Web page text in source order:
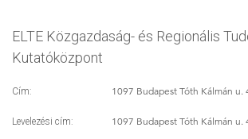
ELTE Közgazdaság- és Regionális
Kutatóközpont
Cím: 1097 Budapest Tóth Kálmán u.
Levelezési cím: 1097 Budapest Tóth Kálmán u.